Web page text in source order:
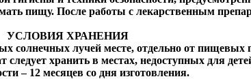
пищу. После работы с лекарственным
УСЛОВИЯ ХРАНЕНИЯ
лучей месте, отдельно от пищевых
следует хранить в местах, недоступных для
– 12 месяцев со дня изготовления.